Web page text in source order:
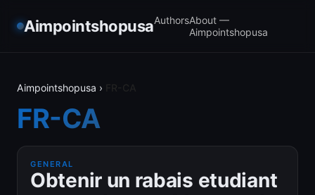
AimpointshopusaAuthorsAbout —
Aimpointshopusa
Aimpointshopusa ›
FR-CA
GENERAL
Obtenir un rabais etudiant